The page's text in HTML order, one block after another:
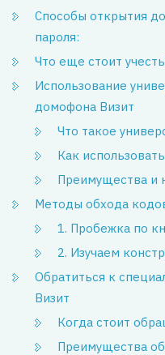
Способы открытия
пароля:
Что еще стоит
Использование
домофона Визит
Что такое
Как
Преимущества и
Методы обхода
1. Пробежка по
2. Изучаем
Обратиться к
Визит
Когда стоит
Преимущества